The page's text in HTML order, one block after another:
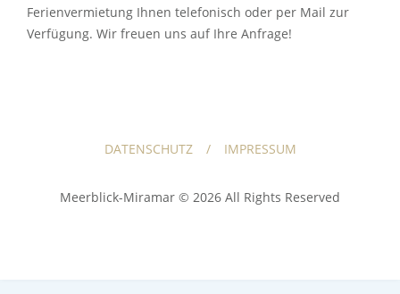
Ferienvermietung Ihnen telefonisch oder per Mail zur
Verfügung. Wir freuen uns auf Ihre Anfrage!
Meerblick-Miramar © 2026 All Rights Reserved
DATENSCHUTZ IMPRESSUM